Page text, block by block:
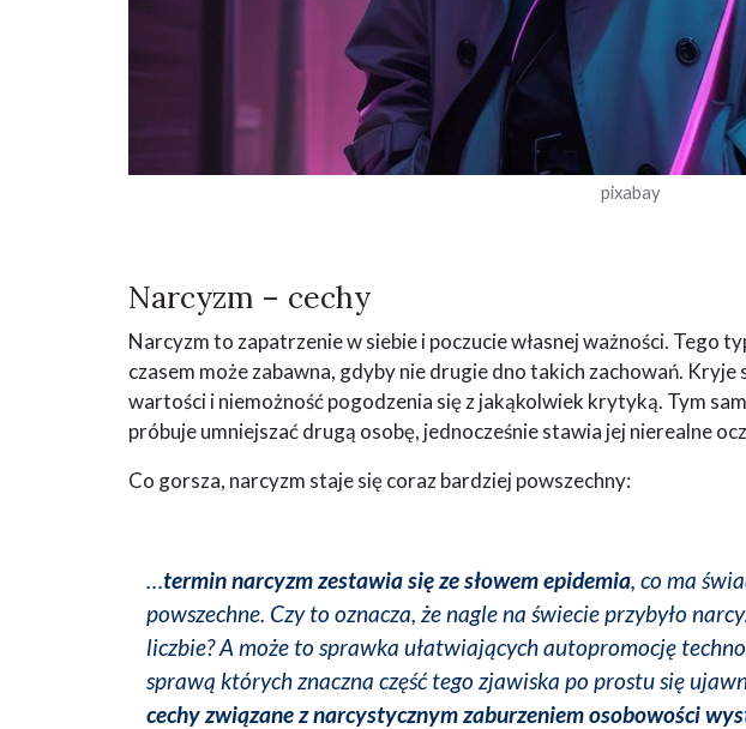
pixabay
Narcyzm – cechy
Narcyzm to zapatrzenie w siebie i poczucie własnej ważności. Tego
czasem może zabawna, gdyby nie drugie dno takich zachowań. Kryje
wartości i niemożność pogodzenia się z jakąkolwiek krytyką. Tym
próbuje umniejszać drugą osobę, jednocześnie stawia jej nierealne
Co gorsza, narcyzm staje się coraz bardziej powszechny:
…termin narcyzm zestawia się ze słowem epidemia, co ma
powszechne. Czy to oznacza, że nagle na świecie przybyło
liczbie? A może to sprawka ułatwiających autopromocję
sprawą których znaczna część tego zjawiska po prostu się
cechy związane z narcystycznym zaburzeniem osobowości